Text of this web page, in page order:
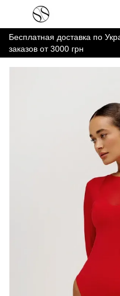
Бесплатная доставка по
заказов от 3000 грн